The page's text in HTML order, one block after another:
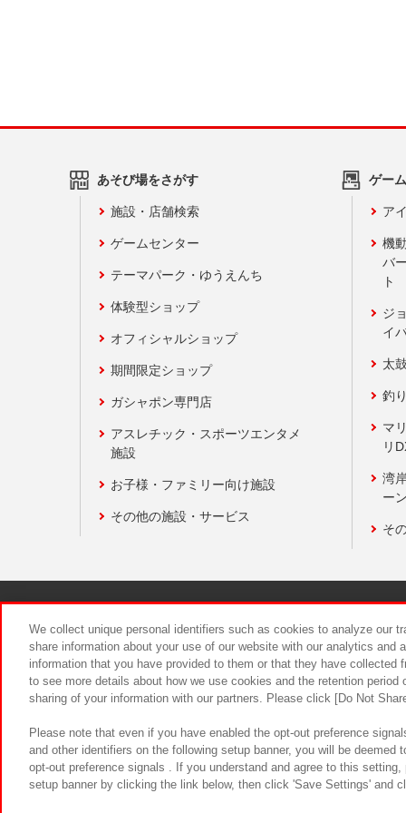
あそび場をさがす
施設・店舗検索
ゲームセンター
テーマパーク・ゆうえんち
体験型ショップ
オフィシャルショップ
期間限定ショップ
ガシャポン専門店
アスレチック・スポーツエンタメ
施設
お子様・ファミリー向け施設
その他の施設・サービス
ゲー
ア
機
バ
ト
ジ
イ
太
釣
マ
リ
湾
ー
そ
食品のご
We collect unique personal identifiers such as cookies to analyze our
share information about your use of our website with our analytics and
information that you have provided to them or that they have
to see more details about how we use cookies and the retention
sharing of your information with our partners. Please click [Do Not
Please note that even if you have enabled the opt-out preference
and other identifiers on the following setup banner, you will be
opt-out preference signals . If you understand and agree to this
setup banner by clicking the link below, then click 'Save Settings' and